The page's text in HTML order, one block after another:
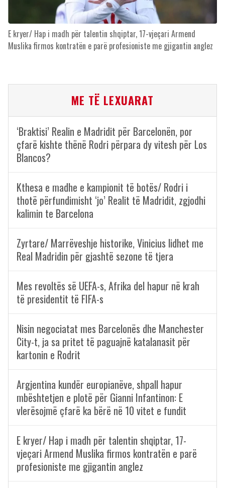
E kryer/ Hap i madh për talentin shqiptar, 17-vjeçari Armend
Muslika firmos kontratën e parë profesioniste me gjigantin anglez
ME TË LEXUARAT
‘Braktisi’ Realin e Madridit për Barcelonën, por
çfarë kishte thënë Rodri përpara dy vitesh për Los
Blancos?
Kthesa e madhe e kampionit të botës/ Rodri i
thotë përfundimisht ‘jo’ Realit të Madridit, zgjodhi
kalimin te Barcelona
Zyrtare/ Marrëveshje historike, Vinicius lidhet me
Real Madridin për gjashtë sezone të tjera
Mes revoltës së UEFA-s, Afrika del hapur në krah
të presidentit të FIFA-s
Nisin negociatat mes Barcelonës dhe Manchester
City-t, ja sa pritet të paguajnë katalanasit për
kartonin e Rodrit
Argjentina kundër europianëve, shpall hapur
mbështetjen e plotë për Gianni Infantinon: E
vlerësojmë çfarë ka bërë në 10 vitet e fundit
E kryer/ Hap i madh për talentin shqiptar, 17-
vjeçari Armend Muslika firmos kontratën e parë
profesioniste me gjigantin anglez